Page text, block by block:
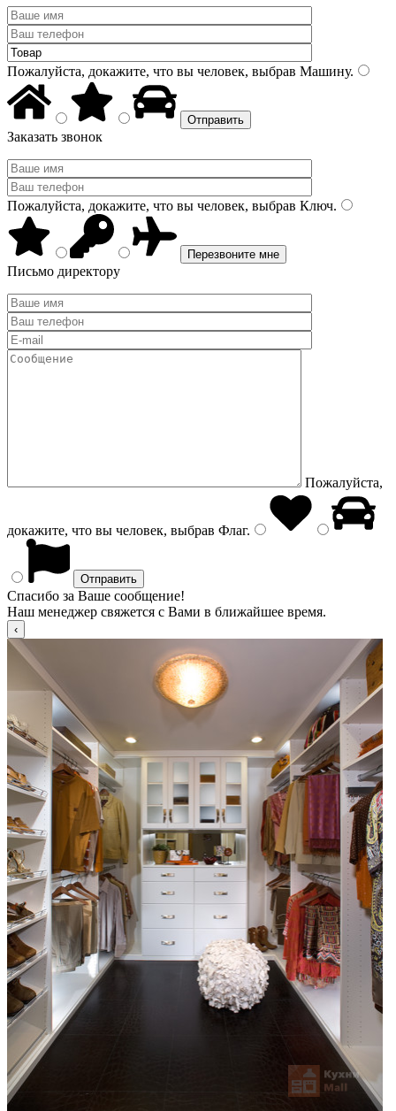
Пожалуйста, докажите, что вы человек, выбрав Машину.
Заказать звонок
Пожалуйста, докажите, что вы человек, выбрав Ключ.
Письмо директору
Пожалуйста,
докажите, что вы человек, выбрав Флаг.
Спасибо за Ваше сообщение!
Наш менеджер свяжется с Вами в ближайшее время.